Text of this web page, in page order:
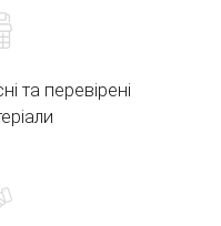
та перевірені